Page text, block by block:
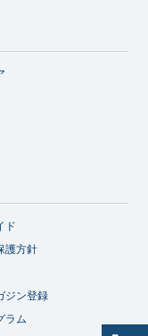
ド
護方針
ジン登録
ラム